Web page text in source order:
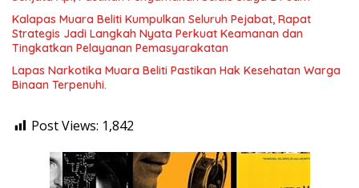
Kalapas Muara Beliti Kumpulkan Seluruh Pejabat, Rapat
Strategis Jadi Langkah Nyata Perkuat Keamanan dan
Tingkatkan Pelayanan Pemasyarakatan
Lapas Narkotika Muara Beliti Pastikan Hak Kesehatan Warga
Binaan Terpenuhi.
Post Views: 1,842